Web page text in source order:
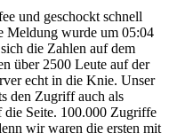
und geschockt schnell
Meldung wurde um 05:04
die Zahlen auf dem
über 2500 Leute auf der
echt in die Knie. Unser
den Zugriff auch als
Seite. 100.000 Zugriffe
wir waren die ersten mit